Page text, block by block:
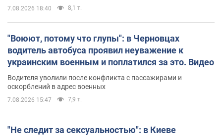
7.08.2026 18:40 8,1 т.
"Воюют, потому что глупы": в Черновцах
водитель автобуса проявил неуважение к
украинским военным и поплатился за это. Видео
Водителя уволили после конфликта с пассажирами и
оскорблений в адрес военных
7.08.2026 15:47 7,9 т.
"Не следит за сексуальностью": в Киеве